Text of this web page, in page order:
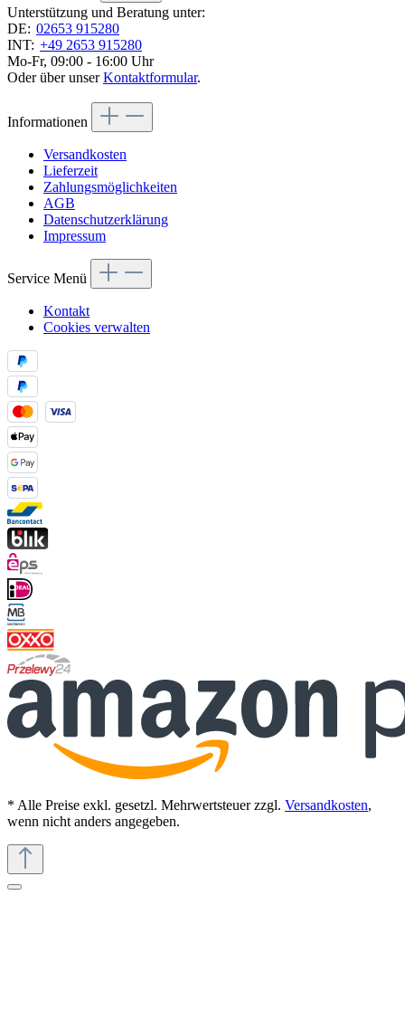
Unterstützung und Beratung unter:
DE: 02653 915280
INT: +49 2653 915280
Mo-Fr, 09:00 - 16:00 Uhr
Oder über unserKontaktformular.
Informationen
Versandkosten
Lieferzeit
Zahlungsmöglichkeiten
AGB
Datenschutzerklärung
Impressum
Service Menü
Kontakt
Cookies verwalten
* Alle Preise exkl. gesetzl. Mehrwertsteuer zzgl. Versandkosten,
wenn nicht anders angegeben.